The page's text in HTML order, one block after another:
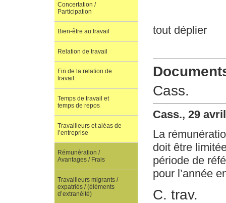
tout déplier
Cass.
Cass., 29
La
doit être
période de
pour l’année
C. trav.
Concertation /
Participation
Bien-être au travail
Relation de travail
Fin de la relation de
travail
Temps de travail et
temps de repos
Travailleurs et aléas de
l’entreprise
Rémunération /
Avantages / Frais
Travailleurs migrants /
expatriés / (éléments
d’extranéité)